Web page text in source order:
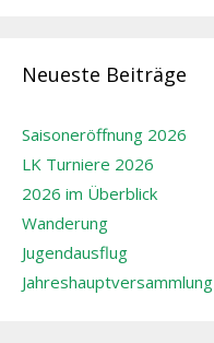
Neueste Beiträge
Saisoneröffnung 2026
LK Turniere 2026
2026 im Überblick
Wanderung
Jugendausflug
Jahreshauptversammlung